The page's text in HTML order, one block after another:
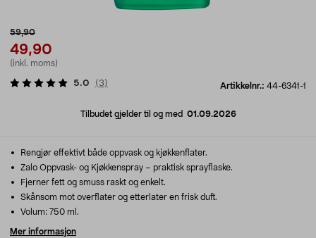
59,90
49,90
(inkl. moms)
Artikkelnr.: 44-6341-1
5.0 (3)
Tilbudet gjelder til og med 01.09.2026
Rengjør effektivt både oppvask og kjøkkenflater.
Zalo Oppvask- og Kjøkkenspray – praktisk sprayflaske.
Fjerner fett og smuss raskt og enkelt.
Skånsom mot overflater og etterlater en frisk duft.
Volum: 750 ml.
Mer informasjon